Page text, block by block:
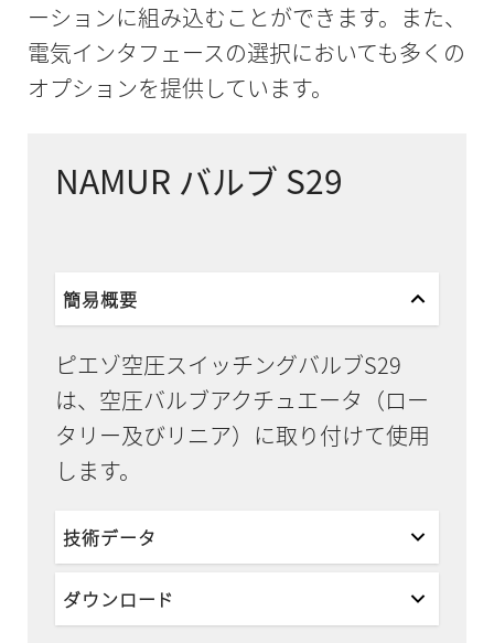
ーションに組み込むことができます。また、
電気インタフェースの選択においても多くの
オプションを提供しています。
NAMUR バルブ S29
簡易概要
ピエゾ空圧スイッチングバルブS29
は、空圧バルブアクチュエータ（ロー
タリー及びリニア）に取り付けて使用
します。
技術データ
ダウンロード